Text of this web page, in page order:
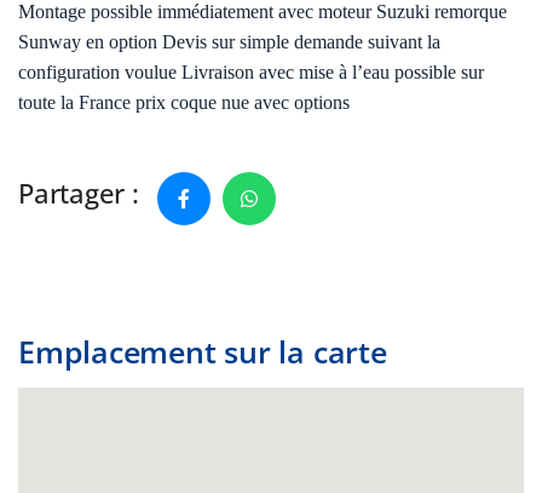
Montage possible immédiatement avec moteur Suzuki remorque
Sunway en option Devis sur simple demande suivant la
configuration voulue Livraison avec mise à l’eau possible sur
toute la France prix coque nue avec options
Partager :
Emplacement sur la carte